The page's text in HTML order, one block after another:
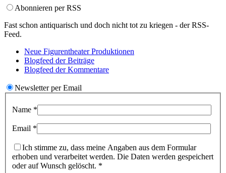
Abonnieren per RSS
Fast schon antiquarisch und doch nicht tot zu kriegen - der RSS-
Feed.
Neue FigurentheaterProduktionen
Blogfeed derBeiträge
Blogfeed derKommentare
Newsletter per Email
Name *
Email *
Ich stimme zu, dass meine Angaben aus dem Formular
erhoben und verarbeitet werden. Die Daten werden gespeichert
oder auf Wunsch gelöscht. *